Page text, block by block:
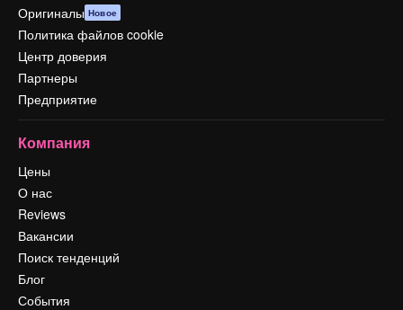
Оригиналы Новое
Политика файлов cookie
Центр доверия
Партнеры
Предприятие
Компания
Цены
О нас
Reviews
Вакансии
Поиск тенденций
Блог
События